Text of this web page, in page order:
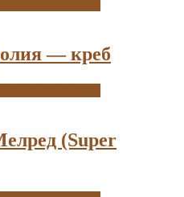
— креб
(Super